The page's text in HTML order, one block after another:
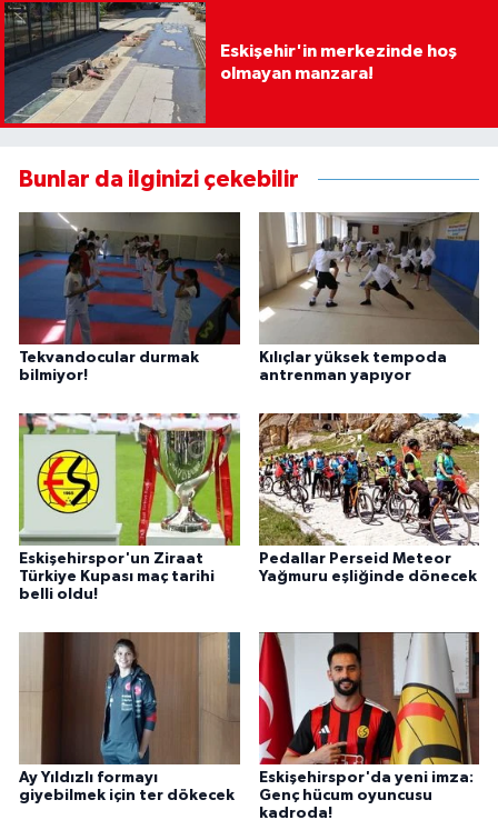
Eskişehir'in merkezinde hoş
olmayan manzara!
Bunlar da ilginizi çekebilir
Tekvandocular durmak
bilmiyor!
Kılıçlar yüksek tempoda
antrenman yapıyor
Eskişehirspor'un Ziraat
Türkiye Kupası maç tarihi
belli oldu!
Pedallar Perseid Meteor
Yağmuru eşliğinde dönecek
Ay Yıldızlı formayı
giyebilmek için ter dökecek
Eskişehirspor'da yeni imza:
Genç hücum oyuncusu
kadroda!